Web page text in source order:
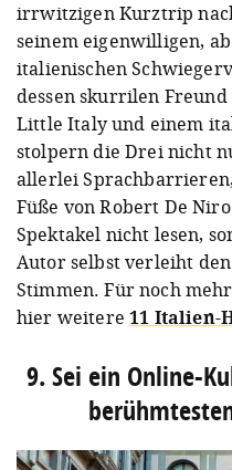
irrwitzigen Kurztrip
seinem eigenwilligen,
italienischen
dessen skurrilen
Little Italy und einem
stolpern die Drei nicht
allerlei
Füße von Robert De
Spektakel nicht lesen,
Autor selbst verleiht
Stimmen. Für noch
hier weitere11 Italien-
9. Sei ein Online-